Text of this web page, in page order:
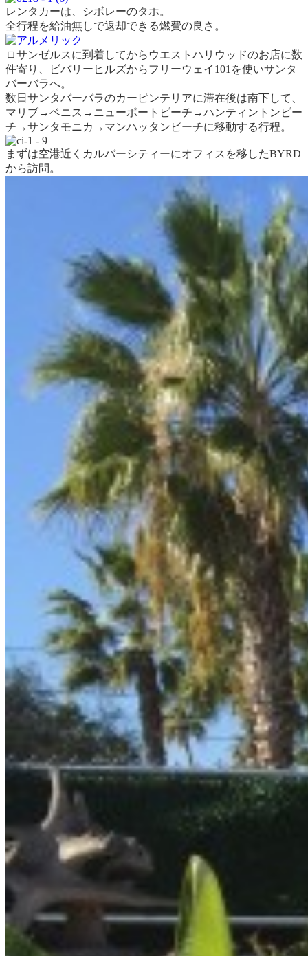
レンタカーは、シボレーのタホ。
全行程を給油無しで返却できる燃費の良さ。
ロサンゼルスに到着してからウエストハリウッドのお店に数
件寄り、ビバリーヒルズからフリーウェイ101を使いサンタ
バーバラへ。
数日サンタバーバラのカーピンテリアに滞在後は南下して、
マリブ→ベニス→ニューポートビーチ→ハンティントンビー
チ→サンタモニカ→マンハッタンビーチに移動する行程。
まずは空港近くカルバーシティーにオフィスを移したBYRD
から訪問。